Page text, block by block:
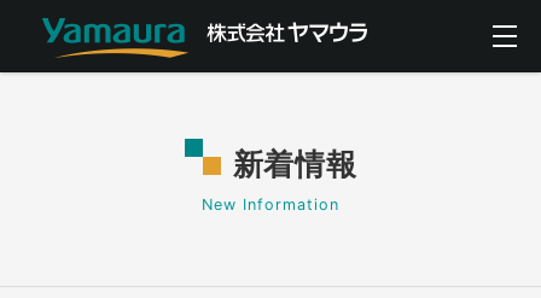
新着情報
New Information